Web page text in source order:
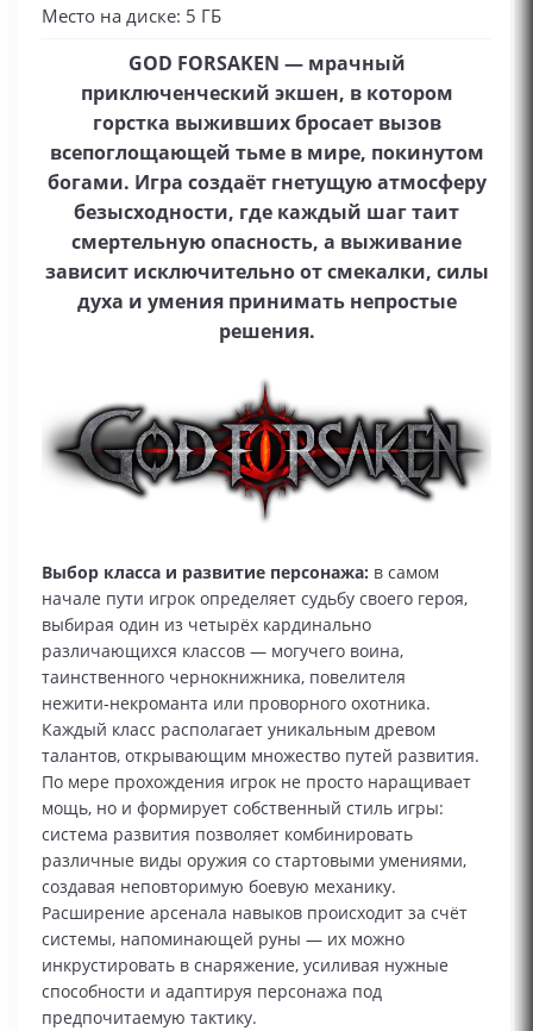
Место на диске: 5 ГБ
GOD FORSAKEN — мрачный
приключенческий экшен, в котором
горстка выживших бросает вызов
всепоглощающей тьме в мире, покинутом
богами. Игра создаёт гнетущую атмосферу
безысходности, где каждый шаг таит
смертельную опасность, а выживание
зависит исключительно от смекалки, силы
духа и умения принимать непростые
решения.
Выбор класса и развитие персонажа: в самом
начале пути игрок определяет судьбу своего героя,
выбирая один из четырёх кардинально
различающихся классов — могучего воина,
таинственного чернокнижника, повелителя
нежити‑некроманта или проворного охотника.
Каждый класс располагает уникальным древом
талантов, открывающим множество путей развития.
По мере прохождения игрок не просто наращивает
мощь, но и формирует собственный стиль игры:
система развития позволяет комбинировать
различные виды оружия со стартовыми умениями,
создавая неповторимую боевую механику.
Расширение арсенала навыков происходит за счёт
системы, напоминающей руны — их можно
инкрустировать в снаряжение, усиливая нужные
способности и адаптируя персонажа под
предпочитаемую тактику.